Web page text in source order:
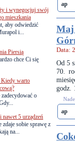
ap
Maj
Data:
Od 5
70.
godz.
ap
i wynegocjuj swój
mieszkania
aby odwiedzić
i...
Piersią
chce Ci się
Kiedy warto
o
nawet 5 urządzeń
zdaje sobie sprawę z
na...